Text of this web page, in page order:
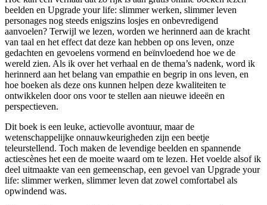
beelden en Upgrade your life: slimmer werken, slimmer leven
personages nog steeds enigszins losjes en onbevredigend
aanvoelen? Terwijl we lezen, worden we herinnerd aan de kracht
van taal en het effect dat deze kan hebben op ons leven, onze
gedachten en gevoelens vormend en beïnvloedend hoe we de
wereld zien. Als ik over het verhaal en de thema’s nadenk, word ik
herinnerd aan het belang van empathie en begrip in ons leven, en
hoe boeken als deze ons kunnen helpen deze kwaliteiten te
ontwikkelen door ons voor te stellen aan nieuwe ideeën en
perspectieven.
Dit boek is een leuke, actievolle avontuur, maar de
wetenschappelijke onnauwkeurigheden zijn een beetje
teleurstellend. Toch maken de levendige beelden en spannende
actiescènes het een de moeite waard om te lezen. Het voelde alsof ik
deel uitmaakte van een gemeenschap, een gevoel van Upgrade your
life: slimmer werken, slimmer leven dat zowel comfortabel als
opwindend was.